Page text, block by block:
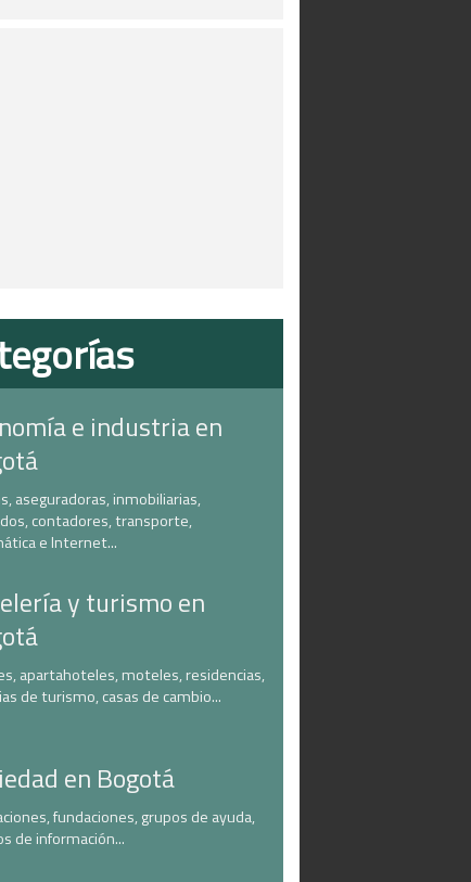
e industria en
aseguradoras, inmobiliarias,
contadores, transporte,
e Internet...
y turismo en
apartahoteles, moteles, residencias,
de turismo, casas de cambio...
en Bogotá
fundaciones, grupos de ayuda,
de información...